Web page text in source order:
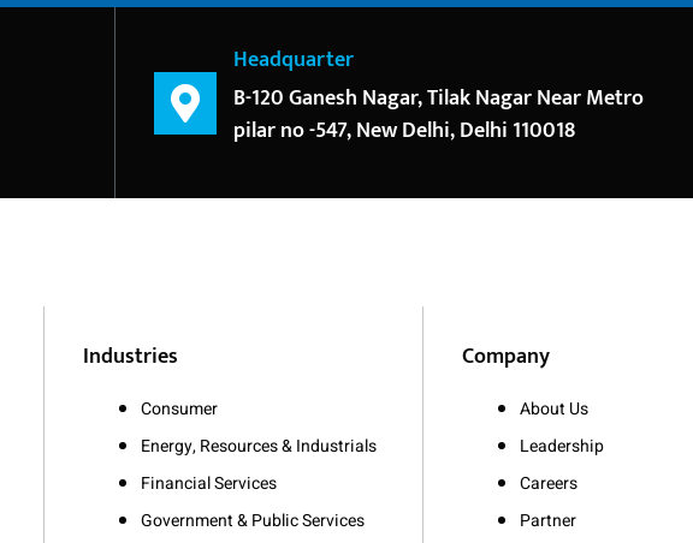
Headquarter
B-120 Ganesh Nagar, Tilak Nagar Near Metro
pilar no -547, New Delhi, Delhi 110018
Industries
Consumer
Energy, Resources & Industrials
Financial Services
Government & Public Services
Company
About Us
Leadership
Careers
Partner